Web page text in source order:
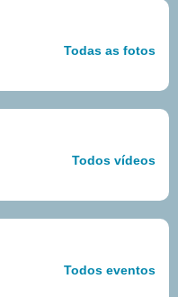
Todas as fotos
Todos vídeos
Todos eventos